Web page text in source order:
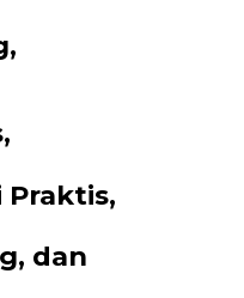
Praktis,
dan